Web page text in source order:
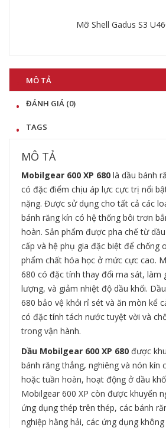
Mỡ Shell Gadus S3
MÔ TẢ
ĐÁNH GIÁ (0)
TAGS
MÔ TẢ
Mobilgear 600 XP 680 là dầu bánh
có đặc điểm chịu áp lực cực trị nổi
nặng. Được sử dụng cho tất cả các
bánh răng kín có hệ thống bôi trơn
hoàn. Sản phẩm được pha chế từ
cấp và hệ phụ gia đặc biệt để chống
phẩm chất hóa học ở mức cực cao.
680 có đặc tính thay đổi ma sát, làm
lượng, và giảm nhiệt độ dầu khối.
680 bảo vệ khỏi rỉ sét và ăn mòn kể
có đặc tính tách nước tuyệt vời và
trong vận hành.
Dầu Mobilgear 600 XP 680 được
bánh răng thẳng, nghiêng và nón kín
hoặc tuần hoàn, hoạt động ở dầu
Mobilgear 600 XP còn được khuyến
ứng dụng thép trên thép, các bánh
nghiệp hằng hải, các ứng dụng